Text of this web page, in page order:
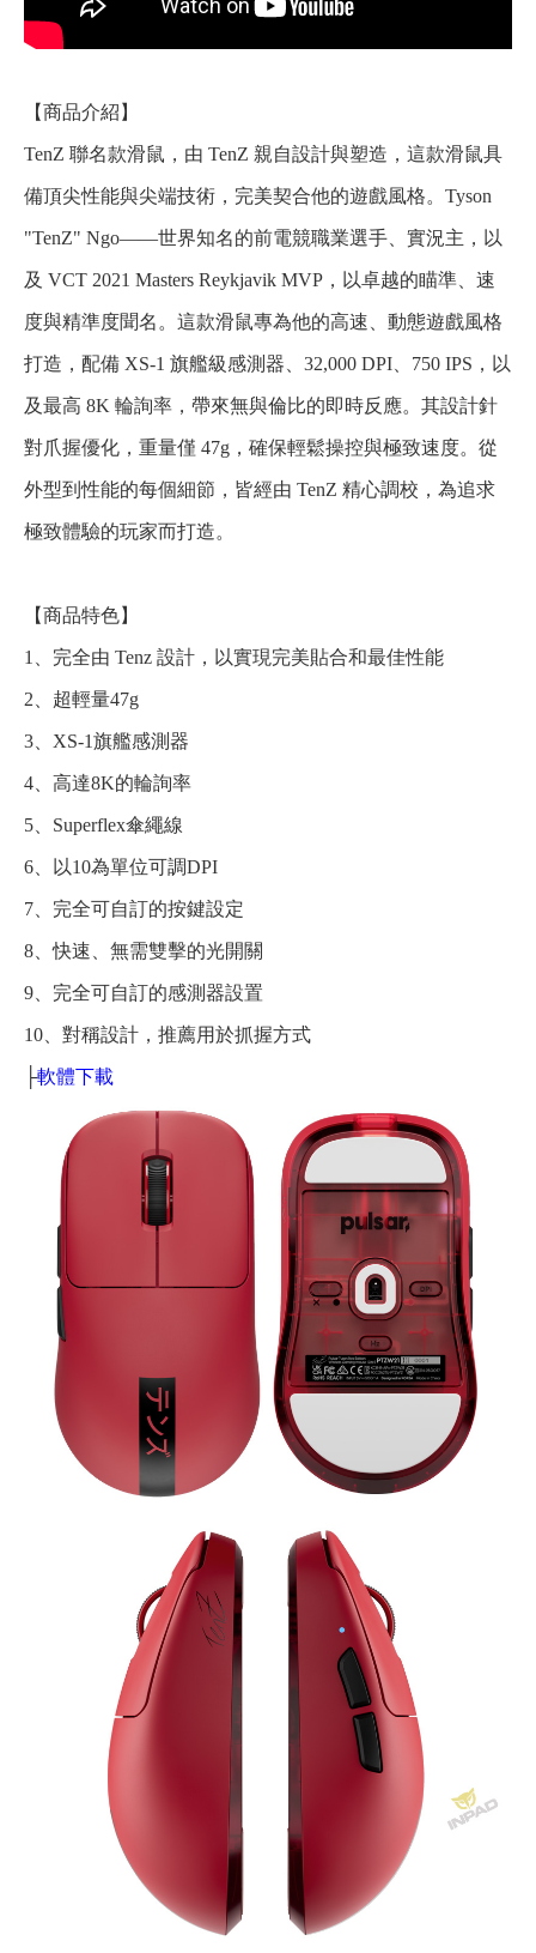
【商品介紹】
TenZ 聯名款滑鼠，由 TenZ 親自設計與塑造，這款滑鼠具
備頂尖性能與尖端技術，完美契合他的遊戲風格。Tyson
"TenZ" Ngo——世界知名的前電競職業選手、實況主，以
及 VCT 2021 Masters Reykjavik MVP，以卓越的瞄準、速
度與精準度聞名。這款滑鼠專為他的高速、動態遊戲風格
打造，配備 XS-1 旗艦級感測器、32,000 DPI、750 IPS，以
及最高 8K 輪詢率，帶來無與倫比的即時反應。其設計針
對爪握優化，重量僅 47g，確保輕鬆操控與極致速度。從
外型到性能的每個細節，皆經由 TenZ 精心調校，為追求
極致體驗的玩家而打造。
【商品特色】
1、完全由 Tenz 設計，以實現完美貼合和最佳性能
2、超輕量47g
3、XS-1旗艦感測器
4、高達8K的輪詢率
5、Superflex傘繩線
6、以10為單位可調DPI
7、完全可自訂的按鍵設定
8、快速、無需雙擊的光開關
9、完全可自訂的感測器設置
10、對稱設計，推薦用於抓握方式
├軟體下載